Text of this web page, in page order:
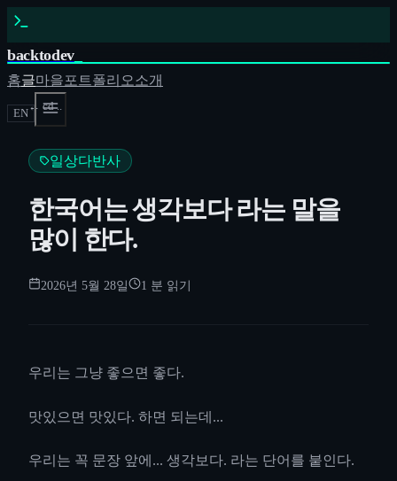
backtodev_
홈글마을포트폴리오소개
EN
← cd ..
일상다반사
한국어는 생각보다 라는 말을
많이 한다.
2026년 5월 28일 1 분 읽기
우리는 그냥 좋으면 좋다.
맛있으면 맛있다. 하면 되는데...
우리는 꼭 문장 앞에... 생각보다. 라는 단어를 붙인다.